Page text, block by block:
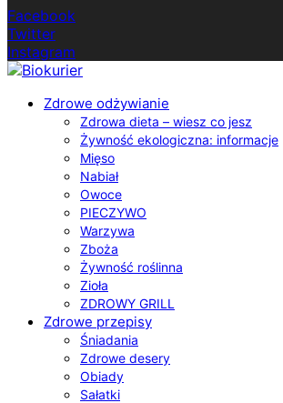
Facebook
Twitter
Instagram
Zdrowe odżywianie
Zdrowa dieta – wiesz co jesz
Żywność ekologiczna: informacje
Mięso
Nabiał
Owoce
PIECZYWO
Warzywa
Zboża
Żywność roślinna
Zioła
ZDROWY GRILL
Zdrowe przepisy
Śniadania
Zdrowe desery
Obiady
Sałatki